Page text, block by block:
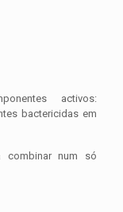
activos:
bactericidas em
num só